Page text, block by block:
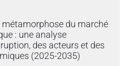
métamorphose du marché
: une analyse
des acteurs et des
(2025-2035)